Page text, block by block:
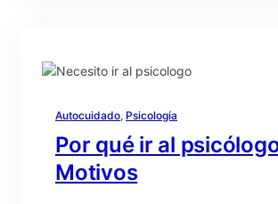
Autocuidado, Psicología
Por qué ir al
Motivos